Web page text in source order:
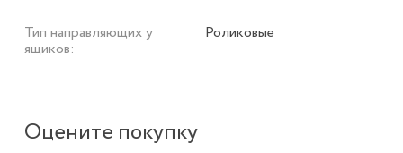
Оцените покупку
Тип направляющих у
ящиков:
Роликовые